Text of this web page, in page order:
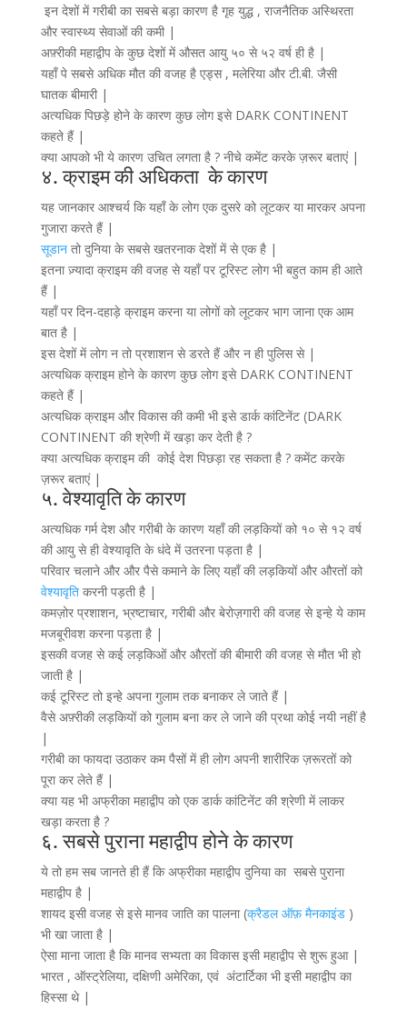
इन देशों में गरीबी का सबसे बड़ा कारण है गृह युद्ध , राजनैतिक अस्थिरता
और स्वास्थ्य सेवाओं की कमी |
अफ़्रीकी महाद्वीप के कुछ देशों में औसत आयु ५० से ५२ वर्ष ही है |
यहाँ पे सबसे अधिक मौत की वजह है एड्स , मलेरिया और टी.बी. जैसी
घातक बीमारी |
अत्यधिक पिछड़े होने के कारण कुछ लोग इसे DARK CONTINENT
कहते हैं |
क्या आपको भी ये कारण उचित लगता है ? नीचे कमेंट करके ज़रूर बताएं |
४. क्राइम की अधिकता के कारण
यह जानकार आश्चर्य कि यहाँ के लोग एक दुसरे को लूटकर या मारकर अपना
गुजारा करते हैं |
सूडानतो दुनिया के सबसे खतरनाक देशों में से एक है |
इतना ज़्यादा क्राइम की वजह से यहाँ पर टूरिस्ट लोग भी बहुत काम ही आते
हैं |
यहाँ पर दिन-दहाड़े क्राइम करना या लोगों को लूटकर भाग जाना एक आम
बात है |
इस देशों में लोग न तो प्रशाशन से डरते हैं और न ही पुलिस से |
अत्यधिक क्राइम होने के कारण कुछ लोग इसे DARK CONTINENT
कहते हैं |
अत्यधिक क्राइम और विकास की कमी भी इसे डार्क कांटिनेंट (DARK
CONTINENT की श्रेणी में खड़ा कर देती है ?
क्या अत्यधिक क्राइम की कोई देश पिछड़ा रह सकता है ? कमेंट करके
ज़रूर बताएं |
५. वेश्यावृति के कारण
अत्यधिक गर्म देश और गरीबी के कारण यहाँ की लड़कियों को १० से १२ वर्ष
की आयु से ही वेश्यावृति के धंदे में उतरना पड़ता है |
परिवार चलाने और और पैसे कमाने के लिए यहाँ की लड़कियों और औरतों को
वेश्यावृतिकरनी पड़ती है |
कमज़ोर प्रशाशन, भ्रष्टाचार, गरीबी और बेरोज़गारी की वजह से इन्हे ये काम
मजबूरीवश करना पड़ता है |
इसकी वजह से कई लड़किओं और औरतों की बीमारी की वजह से मौत भी हो
जाती है |
कई टूरिस्ट तो इन्हे अपना गुलाम तक बनाकर ले जाते हैं |
वैसे अफ़्रीकी लड़कियों को गुलाम बना कर ले जाने की प्रथा कोई नयी नहीं है
|
गरीबी का फायदा उठाकर कम पैसों में ही लोग अपनी शारीरिक ज़रूरतों को
पूरा कर लेते हैं |
क्या यह भी अफ्रीका महाद्वीप को एक डार्क कांटिनेंट की श्रेणी में लाकर
खड़ा करता है ?
६. सबसे पुराना महाद्वीप होने के कारण
ये तो हम सब जानते ही हैं कि अफ्रीका महाद्वीप दुनिया का सबसे पुराना
महाद्वीप है |
शायद इसी वजह से इसे मानव जाति का पालना (क्रैडल ऑफ़ मैनकाइंड)
भी खा जाता है |
ऐसा माना जाता है कि मानव सभ्यता का विकास इसी महाद्वीप से शुरू हुआ |
भारत , ऑस्ट्रेलिया, दक्षिणी अमेरिका, एवं अंटार्टिका भी इसी महाद्वीप का
हिस्सा थे |